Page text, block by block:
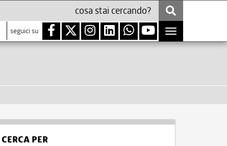
seguici su
Toggle
navigation
CERCA PER